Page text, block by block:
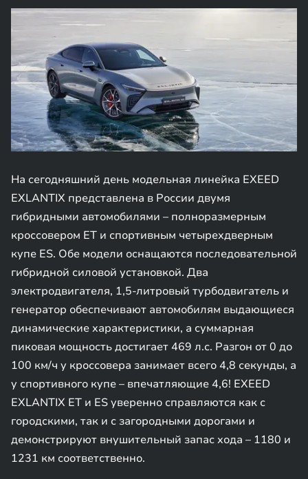
На сегодняшний день модельная линейка EXEED
EXLANTIX представлена в России двумя
гибридными автомобилями – полноразмерным
кроссовером ET и спортивным четырехдверным
купе ES. Обе модели оснащаются последовательной
гибридной силовой установкой. Два
электродвигателя, 1,5-литровый турбодвигатель и
генератор обеспечивают автомобилям выдающиеся
динамические характеристики, а суммарная
пиковая мощность достигает 469 л.с. Разгон от 0 до
100 км/ч у кроссовера занимает всего 4,8 секунды, а
у спортивного купе – впечатляющие 4,6! EXEED
EXLANTIX ET и ES уверенно справляются как с
городскими, так и с загородными дорогами и
демонстрируют внушительный запас хода – 1180 и
1231 км соответственно.